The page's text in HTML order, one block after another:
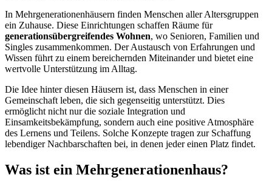
In Mehrgenerationenhäusern finden Menschen aller Altersgruppen
ein Zuhause. Diese Einrichtungen schaffen Räume für
generationsübergreifendes Wohnen, wo Senioren, Familien und
Singles zusammenkommen. Der Austausch von Erfahrungen und
Wissen führt zu einem bereichernden Miteinander und bietet eine
wertvolle Unterstützung im Alltag.
Die Idee hinter diesen Häusern ist, dass Menschen in einer
Gemeinschaft leben, die sich gegenseitig unterstützt. Dies
ermöglicht nicht nur die soziale Integration und
Einsamkeitsbekämpfung, sondern auch eine positive Atmosphäre
des Lernens und Teilens. Solche Konzepte tragen zur Schaffung
lebendiger Nachbarschaften bei, in denen jeder einen Platz findet.
Was ist ein Mehrgenerationenhaus?